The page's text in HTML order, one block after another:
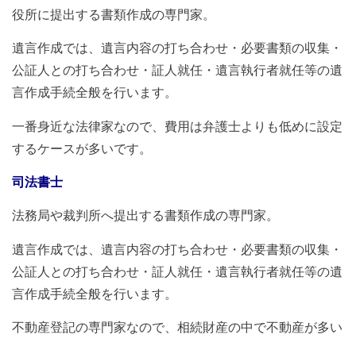
役所に提出する書類作成の専門家。
遺言作成では、遺言内容の打ち合わせ・必要書類の収集・
公証人との打ち合わせ・証人就任・遺言執行者就任等の遺
言作成手続全般を行います。
一番身近な法律家なので、費用は弁護士よりも低めに設定
するケースが多いです。
司法書士
法務局や裁判所へ提出する書類作成の専門家。
遺言作成では、遺言内容の打ち合わせ・必要書類の収集・
公証人との打ち合わせ・証人就任・遺言執行者就任等の遺
言作成手続全般を行います。
不動産登記の専門家なので、相続財産の中で不動産が多い